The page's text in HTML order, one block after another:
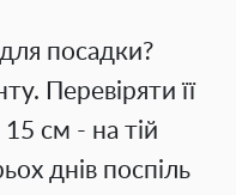
посадки?
Перевіряти її
см - на тій
днів поспіль